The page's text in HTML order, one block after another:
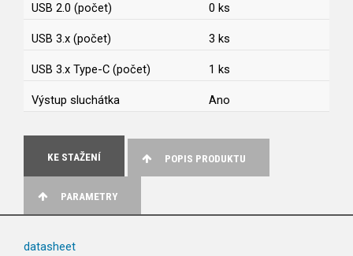
USB 2.0 (počet) 0 ks
USB 3.x (počet) 3 ks
USB 3.x Type-C (počet) 1 ks
Výstup sluchátka Ano
KE STAŽENÍ POPIS PRODUKTU
PARAMETRY
datasheet